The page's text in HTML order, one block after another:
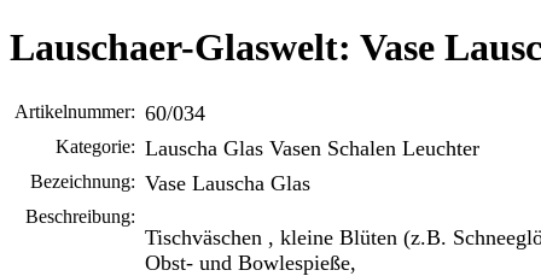
Lauschaer-Glaswelt: Vase
Artikelnummer: 60/034
Kategorie: Lauscha Glas Vasen Schalen Leuchter
Bezeichnung: Vase Lauscha Glas
Beschreibung:
Tischväschen , kleine Blüten (z.B.
Obst- und Bowlespieße,